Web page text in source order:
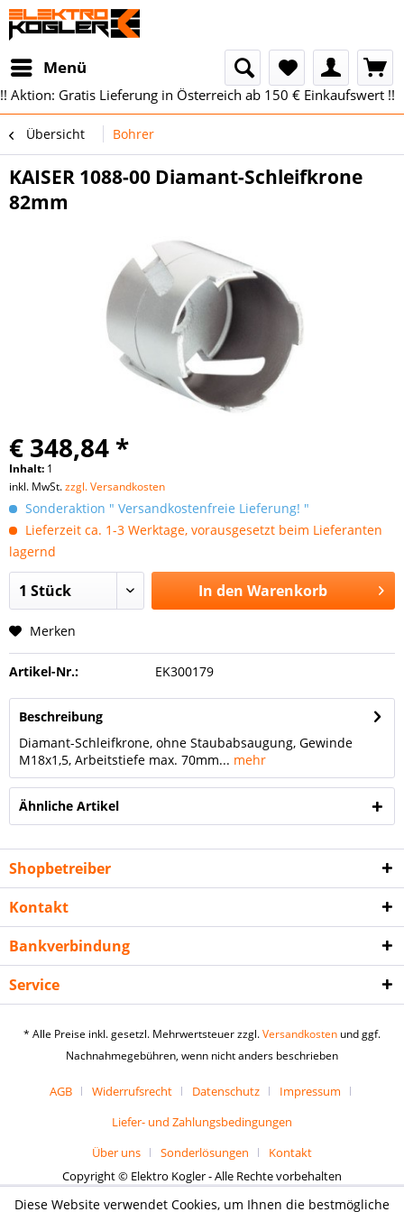
Menü
!! Aktion: Gratis Lieferung in Österreich ab 150 € Einkaufswert !!
Übersicht Bohrer
KAISER 1088-00 Diamant-Schleifkrone
82mm
€ 348,84 *
Inhalt: 1
inkl. MwSt.zzgl. Versandkosten
Sonderaktion " Versandkostenfreie Lieferung! "
Lieferzeit ca. 1-3 Werktage, vorausgesetzt beim Lieferanten
lagernd
In den Warenkorb
Merken
Artikel-Nr.: EK300179
Beschreibung
Diamant-Schleifkrone, ohne Staubabsaugung, Gewinde
M18x1,5, Arbeitstiefe max. 70mm... mehr
Ähnliche Artikel
Shopbetreiber
Kontakt
Bankverbindung
Service
* Alle Preise inkl. gesetzl. Mehrwertsteuer zzgl.Versandkosten und ggf.
Nachnahmegebühren, wenn nicht anders beschrieben
AGB Widerrufsrecht Datenschutz
Impressum
Liefer- und Zahlungsbedingungen
Über uns
Sonderlösungen
Kontakt
Copyright © Elektro Kogler - Alle Rechte vorbehalten
Diese Website verwendet Cookies, um Ihnen die bestmögliche